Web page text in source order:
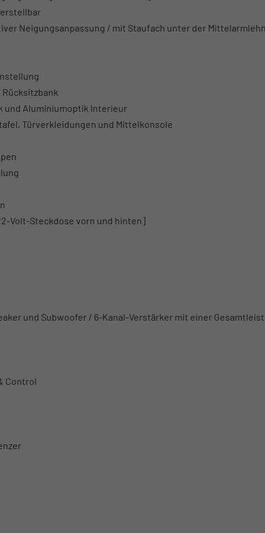
Neigungsanpassung / mit Staufach unter der
und Aluminiumoptik Interieur
Türverkleidungen und Mittelkonsole
Volt-Steckdose vorn und hinten]
und Subwoofer / 6-Kanal-Verstärker mit einer
Control